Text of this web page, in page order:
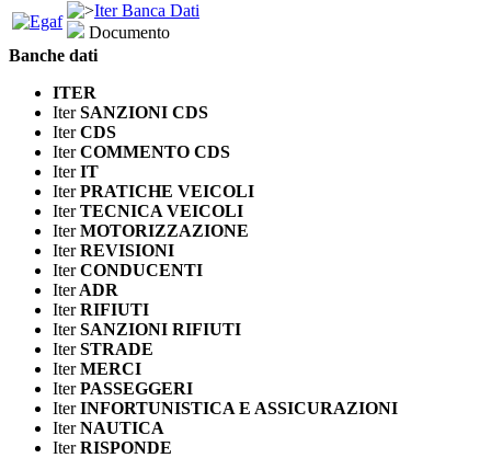
Iter Banca Dati
Documento
Banche dati
ITER
IterSANZIONI CDS
IterCDS
IterCOMMENTO CDS
IterIT
IterPRATICHE VEICOLI
IterTECNICA VEICOLI
IterMOTORIZZAZIONE
IterREVISIONI
IterCONDUCENTI
IterADR
IterRIFIUTI
IterSANZIONI RIFIUTI
IterSTRADE
IterMERCI
IterPASSEGGERI
IterINFORTUNISTICA E ASSICURAZIONI
IterNAUTICA
IterRISPONDE